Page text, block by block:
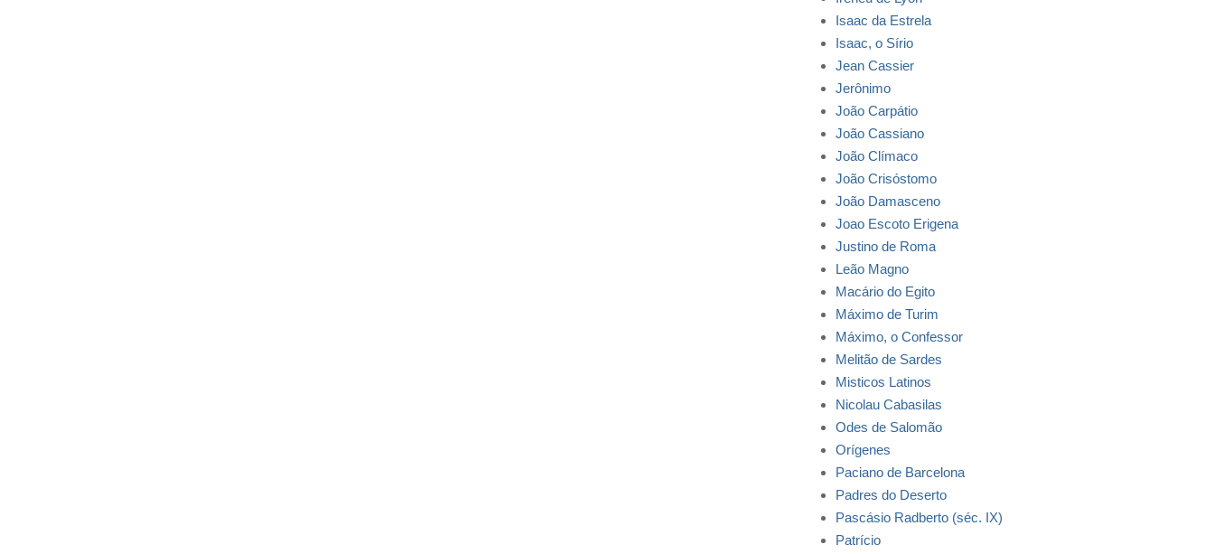
Isaac da Estrela
Isaac, o Sírio
Jean Cassier
Jerônimo
João Carpátio
João Cassiano
João Clímaco
João Crisóstomo
João Damasceno
Joao Escoto Erigena
Justino de Roma
Leão Magno
Macário do Egito
Máximo de Turim
Máximo, o Confessor
Melitão de Sardes
Misticos Latinos
Nicolau Cabasilas
Odes de Salomão
Orígenes
Paciano de Barcelona
Padres do Deserto
Pascásio Radberto (séc. IX)
Patrício